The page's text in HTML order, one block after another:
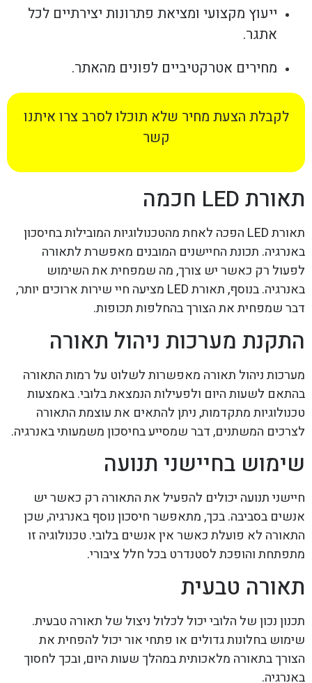
ייעוץ מקצועי ומציאת פתרונות יצירתיים לכל
אתגר.
מחירים אטרקטיביים לפונים מהאתר.
לקבלת הצעת מחיר שלא תוכלו לסרב צרו איתנו
קשר
תאורת LED חכמה
תאורת LED הפכה לאחת מהטכנולוגיות המובילות בחיסכון
באנרגיה. תכונת החיישנים המובנים מאפשרת לתאורה
לפעול רק כאשר יש צורך, מה שמפחית את השימוש
באנרגיה. בנוסף, תאורת LED מציעה חיי שירות ארוכים יותר,
דבר שמפחית את הצורך בהחלפות תכופות.
התקנת מערכות ניהול תאורה
מערכות ניהול תאורה מאפשרות לשלוט על רמות התאורה
בהתאם לשעות היום ולפעילות הנמצאת בלובי. באמצעות
טכנולוגיות מתקדמות, ניתן להתאים את עוצמת התאורה
לצרכים המשתנים, דבר שמסייע בחיסכון משמעותי באנרגיה.
שימוש בחיישני תנועה
חיישני תנועה יכולים להפעיל את התאורה רק כאשר יש
אנשים בסביבה. בכך, מתאפשר חיסכון נוסף באנרגיה, שכן
התאורה לא פועלת כאשר אין אנשים בלובי. טכנולוגיה זו
מתפתחת והופכת לסטנדרט בכל חלל ציבורי.
תאורה טבעית
תכנון נכון של הלובי יכול לכלול ניצול של תאורה טבעית.
שימוש בחלונות גדולים או פתחי אור יכול להפחית את
הצורך בתאורה מלאכותית במהלך שעות היום, ובכך לחסוך
באנרגיה.